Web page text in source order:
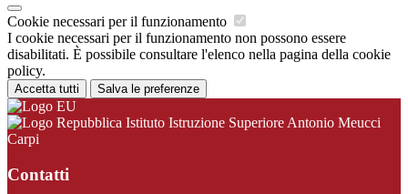
Cookie necessari per il funzionamento
I cookie necessari per il funzionamento non possono essere
disabilitati. È possibile consultare l'elenco nella pagina della cookie
policy.
Accetta tutti Salva le preferenze
Istituto Istruzione Superiore Antonio Meucci
Carpi
Contatti